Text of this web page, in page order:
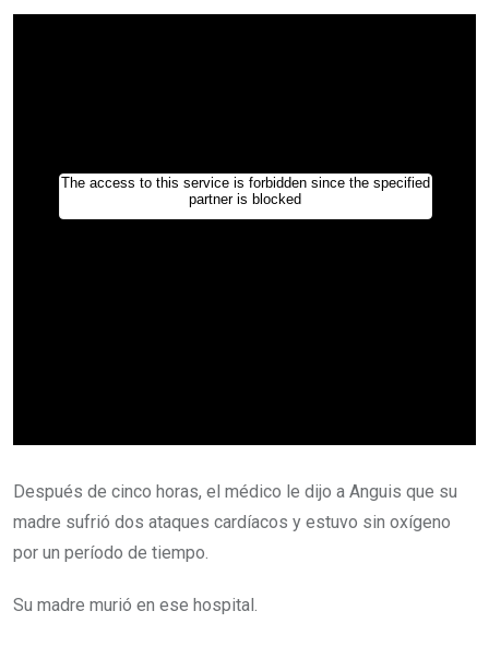
Después de cinco horas, el médico le dijo a Anguis que su
madre sufrió dos ataques cardíacos y estuvo sin oxígeno
por un período de tiempo.
Su madre murió en ese hospital.